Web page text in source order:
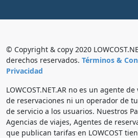
© Copyright & copy 2020
derechos reservados. Términos &
Privacidad
LOWCOST.NET.AR no es un agente
de reservaciones ni un operador de
de servicio a los usuarios. Nuestros
Agencias de viajes, Agentes de
que publican tarifas en LOWCOST